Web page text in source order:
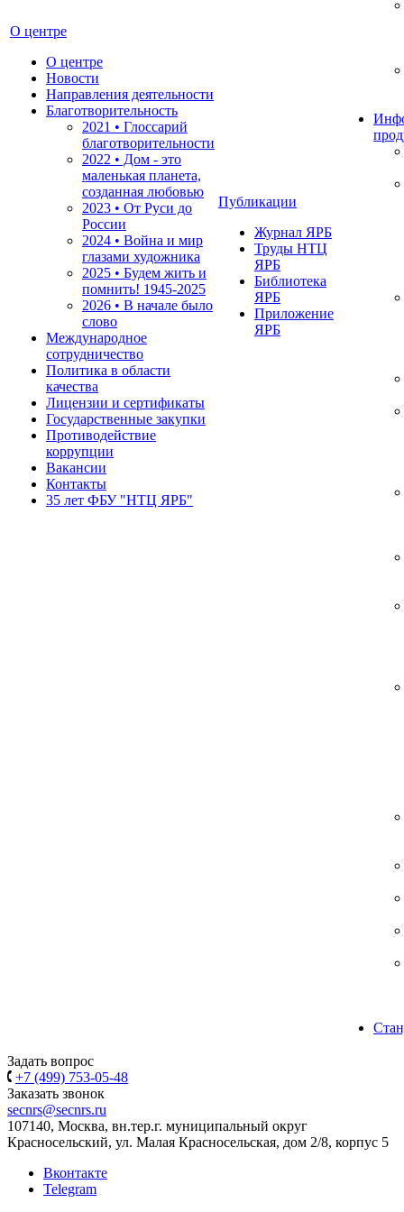
О центре
О центре
Новости
Направления деятельности
Благотворительность
2021 • Глоссарий
благотворительности
2022 • Дом - это
маленькая планета,
созданная любовью
2023 • От Руси до
России
2024 • Война и мир
глазами художника
2025 • Будем жить и
помнить! 1945-2025
2026 • В начале было
слово
Международное
сотрудничество
Политика в области
качества
Лицензии и сертификаты
Государственные закупки
Противодействие
коррупции
Вакансии
Контакты
35 лет ФБУ "НТЦ ЯРБ"
Публикации
Журнал ЯРБ
Труды НТЦ
ЯРБ
Библиотека
ЯРБ
Приложение
ЯРБ
Задать вопрос
+7 (499) 753-05-48
Заказать звонок
secnrs@secnrs.ru
107140, Москва, вн.тер.г. муниципальный округ
Красносельский, ул. Малая Красносельская, дом 2/8, корпус 5
Вконтакте
Telegram